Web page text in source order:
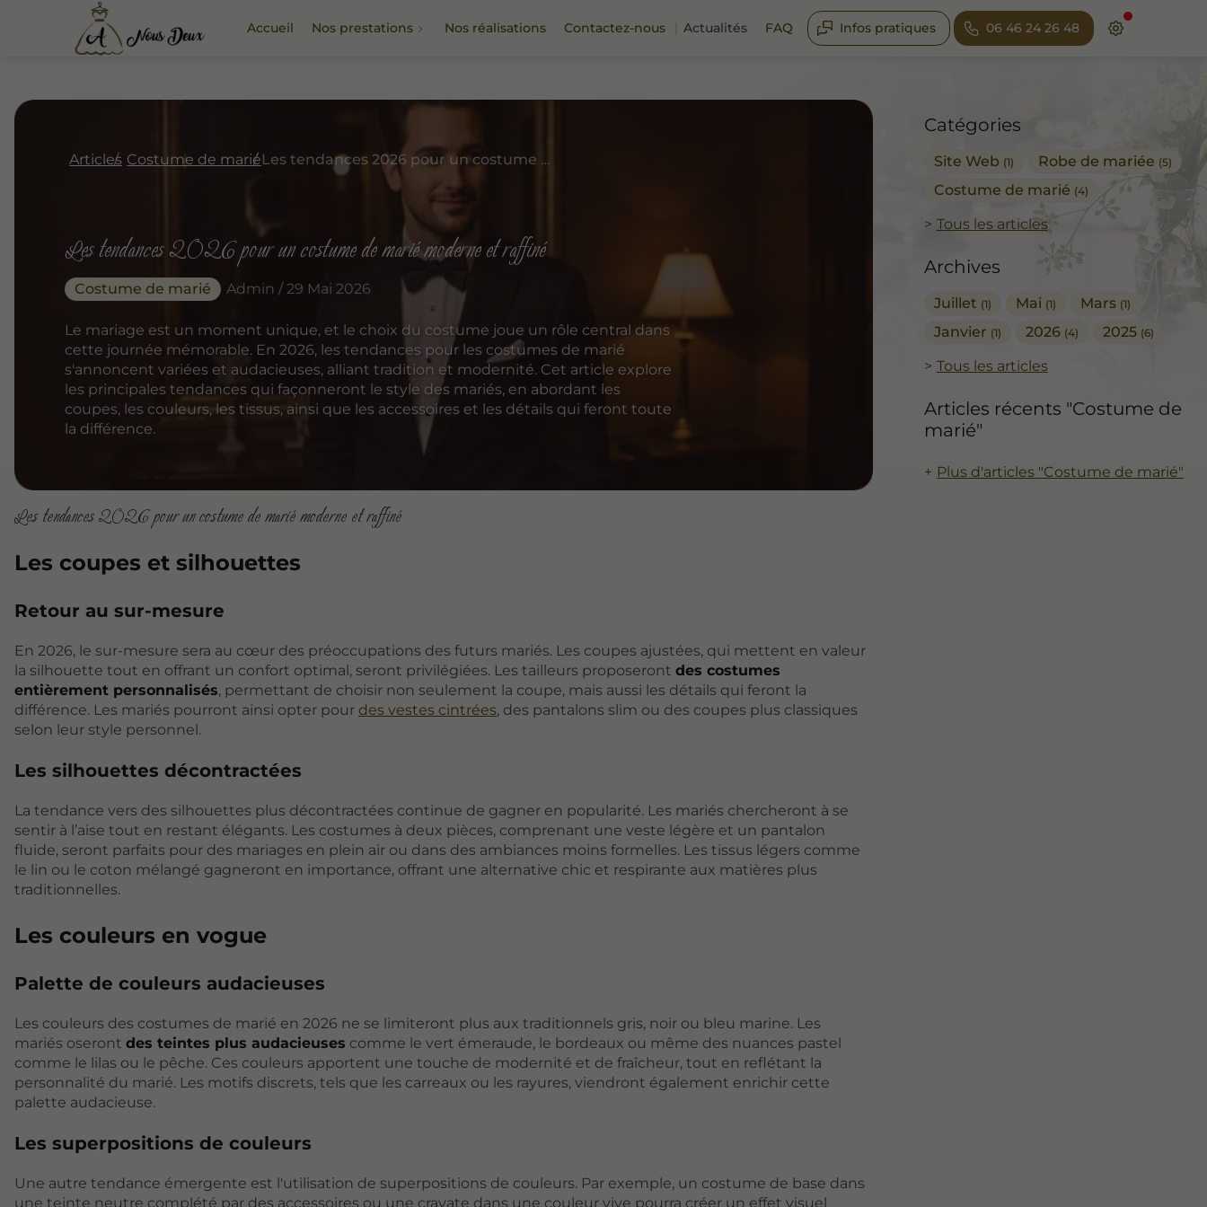
Accueil Nos prestations Nos réalisations Contactez-nous Actualités FAQ Infos pratiques 06 46 24 26 48
Catégories
Site Web (1) Robe de mariée (5)
Costume de marié (4)
Tous les articles
Archives
Juillet (1) Mai (1) Mars (1)
Janvier (1) 2026 (4) 2025 (6)
Tous les articles
Articles récents "Costume de
marié"
Plus d'articles "Costume de marié"
Articles Costume de marié Les tendances 2026 pour un costume de marié moderne et raffiné
Les tendances 2026 pour un costume de marié moderne et raffiné
Costume de marié Admin / 29 Mai 2026
Le mariage est un moment unique, et le choix du costume joue un rôle central dans
cette journée mémorable. En 2026, les tendances pour les costumes de marié
s'annoncent variées et audacieuses, alliant tradition et modernité. Cet article explore
les principales tendances qui façonneront le style des mariés, en abordant les
coupes, les couleurs, les tissus, ainsi que les accessoires et les détails qui feront toute
la différence.
Les tendances 2026 pour un costume de marié moderne et raffiné
Les coupes et silhouettes
Retour au sur-mesure
En 2026, le sur-mesure sera au cœur des préoccupations des futurs mariés. Les coupes ajustées, qui mettent en valeur
la silhouette tout en offrant un confort optimal, seront privilégiées. Les tailleurs proposeront des costumes
entièrement personnalisés, permettant de choisir non seulement la coupe, mais aussi les détails qui feront la
différence. Les mariés pourront ainsi opter pour des vestes cintrées, des pantalons slim ou des coupes plus classiques
selon leur style personnel.
Les silhouettes décontractées
La tendance vers des silhouettes plus décontractées continue de gagner en popularité. Les mariés chercheront à se
sentir à l’aise tout en restant élégants. Les costumes à deux pièces, comprenant une veste légère et un pantalon
fluide, seront parfaits pour des mariages en plein air ou dans des ambiances moins formelles. Les tissus légers comme
le lin ou le coton mélangé gagneront en importance, offrant une alternative chic et respirante aux matières plus
traditionnelles.
Les couleurs en vogue
Palette de couleurs audacieuses
Les couleurs des costumes de marié en 2026 ne se limiteront plus aux traditionnels gris, noir ou bleu marine. Les
mariés oseront des teintes plus audacieuses comme le vert émeraude, le bordeaux ou même des nuances pastel
comme le lilas ou le pêche. Ces couleurs apportent une touche de modernité et de fraîcheur, tout en reflétant la
personnalité du marié. Les motifs discrets, tels que les carreaux ou les rayures, viendront également enrichir cette
palette audacieuse.
Les superpositions de couleurs
Une autre tendance émergente est l'utilisation de superpositions de couleurs. Par exemple, un costume de base dans
une teinte neutre complété par des accessoires ou une cravate dans une couleur vive pourra créer un effet visuel